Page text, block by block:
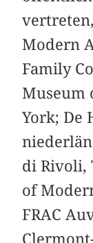
Modern
Family
Museum
York; De
di Rivoli,
of
FRAC